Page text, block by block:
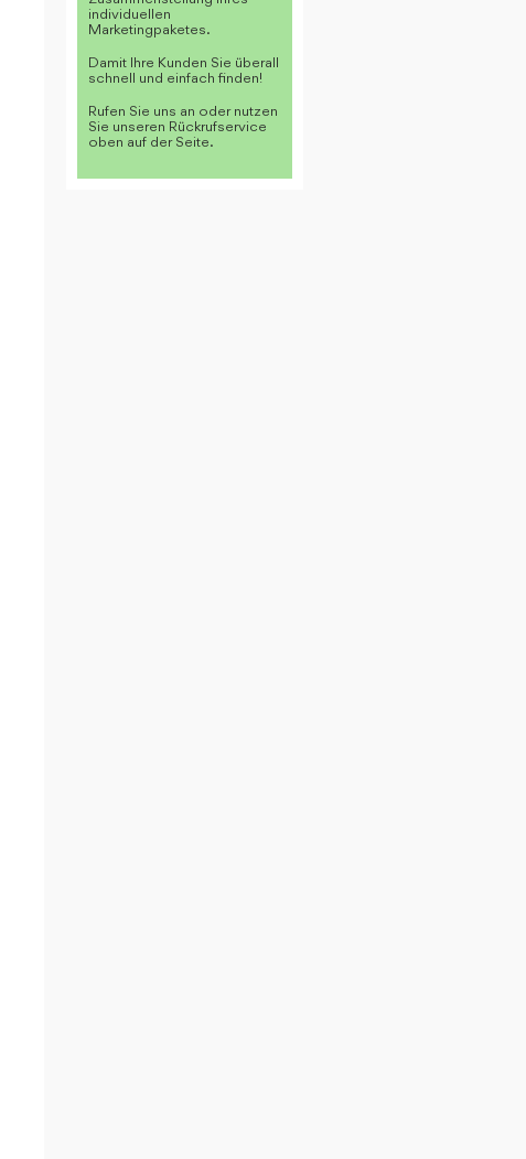
individuellen
Marketingpaketes.
Damit Ihre Kunden Sie überall
schnell und einfach finden!
Rufen Sie uns an oder nutzen
Sie unseren Rückrufservice
oben auf der Seite.